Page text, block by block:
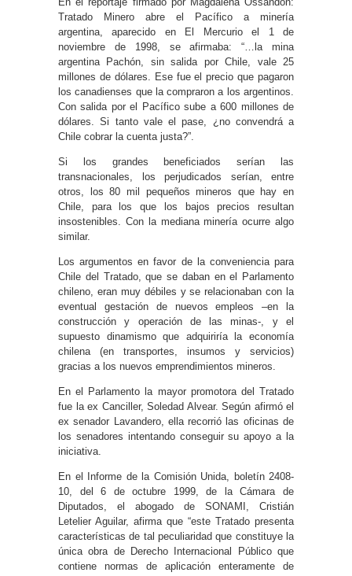
Tratado Minero abre el Pacífico a minería
argentina, aparecido en El Mercurio el 1 de
noviembre de 1998, se afirmaba: “…la mina
argentina Pachón, sin salida por Chile, vale 25
millones de dólares. Ese fue el precio que pagaron
los canadienses que la compraron a los argentinos.
Con salida por el Pacífico sube a 600 millones de
dólares. Si tanto vale el pase, ¿no convendrá a
Chile cobrar la cuenta justa?”.
Si los grandes beneficiados serían las
transnacionales, los perjudicados serían, entre
otros, los 80 mil pequeños mineros que hay en
Chile, para los que los bajos precios resultan
insostenibles. Con la mediana minería ocurre algo
similar.
Los argumentos en favor de la conveniencia para
Chile del Tratado, que se daban en el Parlamento
chileno, eran muy débiles y se relacionaban con la
eventual gestación de nuevos empleos –en la
construcción y operación de las minas-, y el
supuesto dinamismo que adquiriría la economía
chilena (en transportes, insumos y servicios)
gracias a los nuevos emprendimientos mineros.
En el Parlamento la mayor promotora del Tratado
fue la ex Canciller, Soledad Alvear. Según afirmó el
ex senador Lavandero, ella recorrió las oficinas de
los senadores intentando conseguir su apoyo a la
iniciativa.
En el Informe de la Comisión Unida, boletín 2408-
10, del 6 de octubre 1999, de la Cámara de
Diputados, el abogado de SONAMI, Cristián
Letelier Aguilar, afirma que “este Tratado presenta
características de tal peculiaridad que constituye la
única obra de Derecho Internacional Público que
contiene normas de aplicación enteramente de